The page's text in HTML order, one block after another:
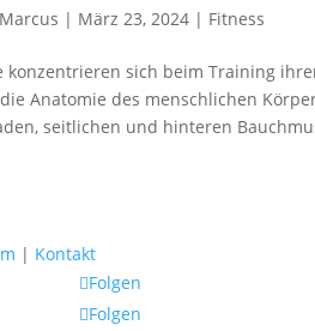
Marcus | März 23, 2024 | Fitness
konzentrieren sich beim Training
Anatomie des menschlichen
seitlichen und hinteren
| Kontakt
Folgen
Folgen